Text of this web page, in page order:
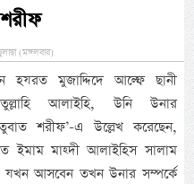
(মঙ্গলবার)
হযরত মুজাদ্দিদে আল্ফে ছানী
আলাইহি, উনি উনার
শরীফ’-এ উল্লেখ করেছেন,
ইমাম মাহ্দী আলাইহিস সালাম
যখন আসবেন তখন উনার সম্পর্কে